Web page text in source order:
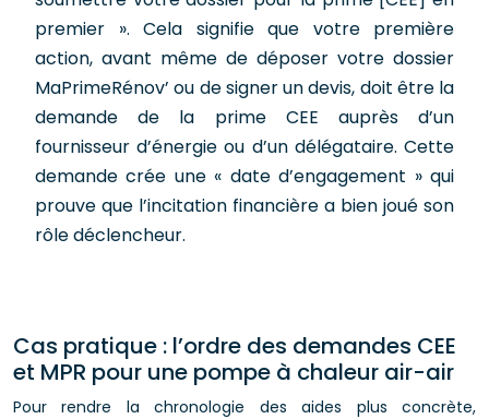
premier ». Cela signifie que votre première
action, avant même de déposer votre dossier
MaPrimeRénov’ ou de signer un devis, doit être la
demande de la prime CEE auprès d’un
fournisseur d’énergie ou d’un délégataire. Cette
demande crée une « date d’engagement » qui
prouve que l’incitation financière a bien joué son
rôle déclencheur.
Cas pratique : l’ordre des demandes CEE
et MPR pour une pompe à chaleur air-air
Pour rendre la chronologie des aides plus concrète,